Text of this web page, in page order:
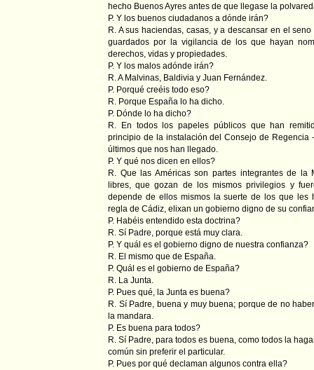
hecho Buenos Ayres antes de que llegase la
P. Y los buenos ciudadanos a dónde irán?
R. A sus haciendas, casas, y a descansar en el
guardados por la vigilancia de los que hayan
derechos, vidas y propiedades.
P. Y los malos adónde irán?
R. A Malvinas, Baldivia y Juan Fernández.
P. Porqué creéis todo eso?
R. Porque España lo ha dicho.
P. Dónde lo ha dicho?
R. En todos los papeles públicos que han
principio de la instalación del Consejo de Regencia
últimos que nos han llegado.
P. Y qué nos dicen en ellos?
R. Que las Américas son partes integrantes de la
libres, que gozan de los mismos privilegios y
depende de ellos mismos la suerte de los que les
regla de Cádiz, elixan un gobierno digno de su
P. Habéis entendido esta doctrina?
R. Sí Padre, porque está muy clara.
P. Y quál es el gobierno digno de nuestra confianza?
R. El mismo que de España.
P. Quál es el gobierno de España?
R. La Junta.
P. Pues qué, la Junta es buena?
R. Sí Padre, buena y muy buena; porque de no
la mandara.
P. Es buena para todos?
R. Sí Padre, para todos es buena, como todos la
común sin preferir el particular.
P. Pues por qué declaman algunos contra ella?